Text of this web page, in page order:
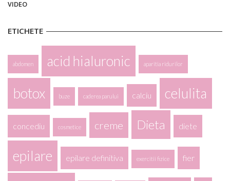
VIDEO
ETICHETE
abdomen acid hialuronic aparitia ridurilor
botox buze caderea parului calciu celulita
concediu cosmetice creme Dieta diete
epilare epilare definitiva exercitii fizice fier